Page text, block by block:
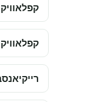
קפלאוויק